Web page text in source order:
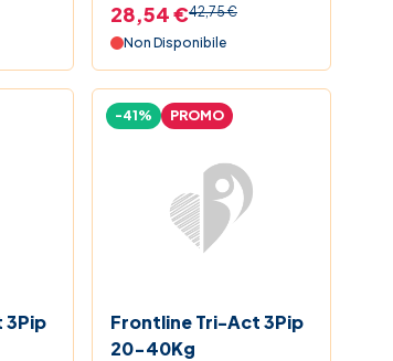
28,54 €42,75 €
Non Disponibile
3Pip
Frontline Tri-Act 3Pip
20-40Kg
-41% PROMO